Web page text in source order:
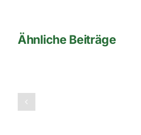
Ähnliche Beiträge